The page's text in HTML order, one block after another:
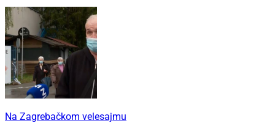
Na Zagrebačkom velesajmu